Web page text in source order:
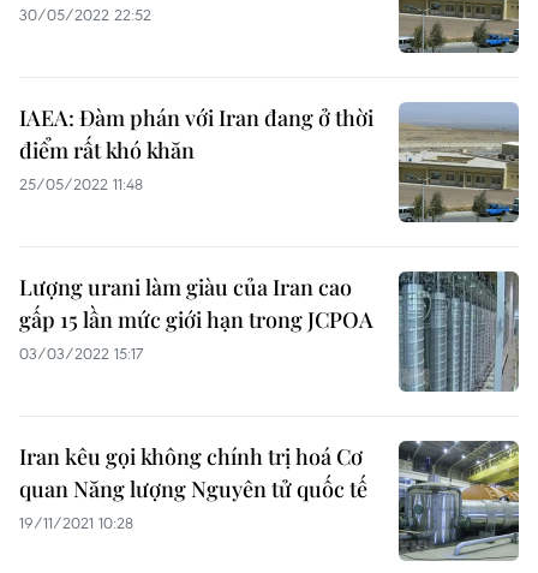
30/05/2022 22:52
IAEA: Đàm phán với Iran đang ở thời
điểm rất khó khăn
25/05/2022 11:48
Lượng urani làm giàu của Iran cao
gấp 15 lần mức giới hạn trong JCPOA
03/03/2022 15:17
Iran kêu gọi không chính trị hoá Cơ
quan Năng lượng Nguyên tử quốc tế
19/11/2021 10:28